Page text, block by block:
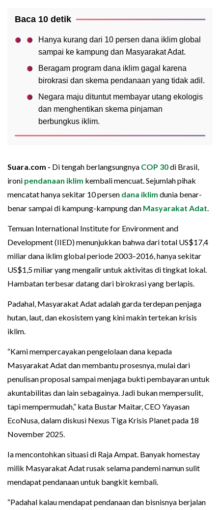
Baca 10 detik
Hanya kurang dari 10 persen dana iklim global
sampai ke kampung dan Masyarakat Adat.
Beragam program dana iklim gagal karena
birokrasi dan skema pendanaan yang tidak adil.
Negara maju dituntut membayar utang ekologis
dan menghentikan skema pinjaman
berbungkus iklim.
Suara.com - Di tengah berlangsungnya COP 30di Brasil,
ironi pendanaan iklim kembali mencuat. Sejumlah pihak
mencatat hanya sekitar 10 persen dana iklim dunia benar-
benar sampai di kampung-kampung dan Masyarakat Adat
Temuan International Institute for Environment and
Development (IIED) menunjukkan bahwa dari total US$17,4
miliar dana iklim global periode 2003–2016, hanya sekitar
US$1,5 miliar yang mengalir untuk aktivitas di tingkat lokal.
Hambatan terbesar datang dari birokrasi yang berlapis.
Padahal, Masyarakat Adat adalah garda terdepan penjaga
hutan, laut, dan ekosistem yang kini makin tertekan krisis
iklim.
“Kami mempercayakan pengelolaan dana kepada
Masyarakat Adat dan membantu prosesnya, mulai dari
penulisan proposal sampai menjaga bukti pembayaran untuk
akuntabilitas dan lain sebagainya. Jadi bukan mempersulit,
tapi mempermudah,” kata Bustar Maitar, CEO Yayasan
EcoNusa, dalam diskusi Nexus Tiga Krisis Planet pada 18
November 2025.
Ia mencontohkan situasi di Raja Ampat. Banyak homestay
milik Masyarakat Adat rusak selama pandemi namun sulit
mendapat pendanaan untuk bangkit kembali.
“Padahal kalau mendapat pendanaan dan bisnisnya berjalan